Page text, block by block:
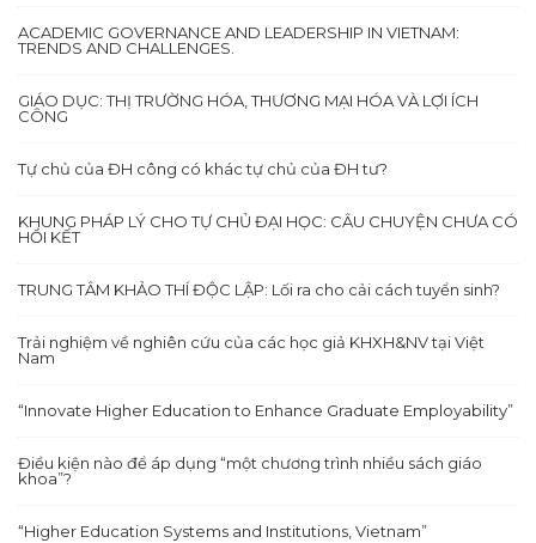
ACADEMIC GOVERNANCE AND LEADERSHIP IN VIETNAM:
TRENDS AND CHALLENGES.
GIÁO DỤC: THỊ TRƯỜNG HÓA, THƯƠNG MẠI HÓA VÀ LỢI ÍCH
CÔNG
Tự chủ của ĐH công có khác tự chủ của ĐH tư?
KHUNG PHÁP LÝ CHO TỰ CHỦ ĐẠI HỌC: CÂU CHUYỆN CHƯA CÓ
HỒI KẾT
TRUNG TÂM KHẢO THÍ ĐỘC LẬP: Lối ra cho cải cách tuyển sinh?
Trải nghiệm về nghiên cứu của các học giả KHXH&NV tại Việt
Nam
“Innovate Higher Education to Enhance Graduate Employability”
Điều kiện nào để áp dụng “một chương trình nhiều sách giáo
khoa”?
“Higher Education Systems and Institutions, Vietnam”